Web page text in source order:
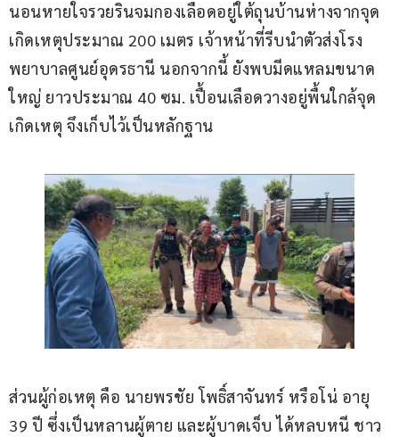
นอนหายใจรวยรินจมกองเลือดอยู่ใต้ถุนบ้านห่างจากจุด
เกิดเหตุประมาณ 200 เมตร เจ้าหน้าที่รีบนำตัวส่งโรง
พยาบาลศูนย์อุดรธานี นอกจากนี้ ยังพบมีดแหลมขนาด
ใหญ่ ยาวประมาณ 40 ซม. เปื้อนเลือดวางอยู่พื้นใกล้จุด
เกิดเหตุ จึงเก็บไว้เป็นหลักฐาน
ส่วนผู้ก่อเหตุ คือ นายพรชัย โพธิ์สาจันทร์ หรือโน่ อายุ
39 ปี ซึ่งเป็นหลานผู้ตาย และผู้บาดเจ็บ ได้หลบหนี ชาว